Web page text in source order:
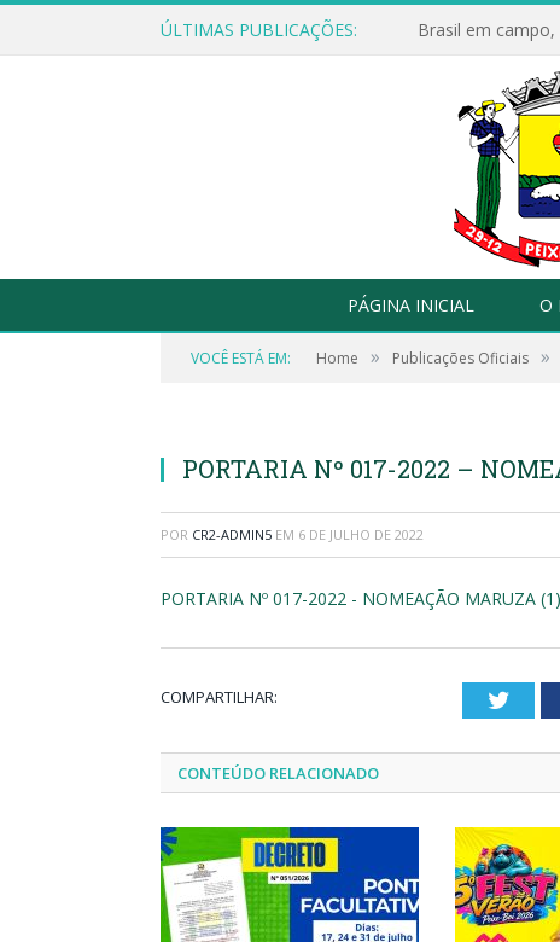
ÚLTIMAS PUBLICAÇÕES: Brasil em
PÁGINA INICIAL O
VOCÊ ESTÁ EM: Home » Publicações Oficiais »
PORTARIA Nº 017-2022 –
POR CR2-ADMIN5 EM 6 DE JULHO DE 2022
PORTARIA Nº 017-2022 - NOMEAÇÃO MARUZA (1)
COMPARTILHAR:
CONTEÚDO RELACIONADO